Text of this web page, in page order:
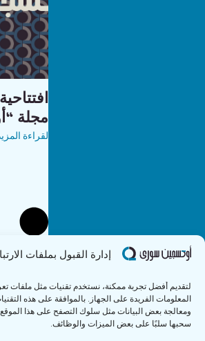
إدارة القبول بملفات
لتقديم أفضل تجربة ممكنة، نستخدم تقنيات مثل ملفات
المعلومات الفريدة على الجهاز. بالموافقة على هذه
ومعالجة بعض البيانات مثل سلوك التصفح على هذا الموقع.
سحبها سلبًا على بعض الميزات والوظائف.
مجلة
لقراءة